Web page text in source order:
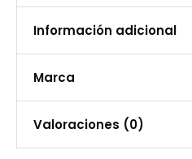
Información adicional
Peso
Marca
Marca
Arcor
Valoraciones (0)